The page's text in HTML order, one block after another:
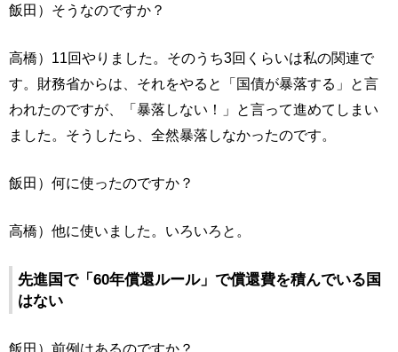
飯田）そうなのですか？
高橋）11回やりました。そのうち3回くらいは私の関連で
す。財務省からは、それをやると「国債が暴落する」と言
われたのですが、「暴落しない！」と言って進めてしまい
ました。そうしたら、全然暴落しなかったのです。
飯田）何に使ったのですか？
高橋）他に使いました。いろいろと。
先進国で「60年償還ルール」で償還費を積んでいる国
はない
飯田）前例はあるのですか？